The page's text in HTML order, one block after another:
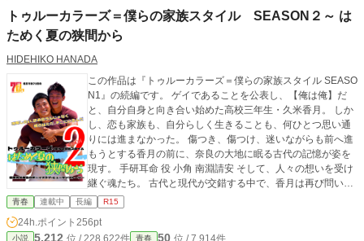
トゥルーカラーズ＝僕らの家族スタイル SEASON２～ は
ためく夏の狭間から
HIDEHIKO HANADA
この作品は『トゥルーカラーズ＝僕らの家族スタイル SEASO
N1』の続編です。 ゲイであることを公表し、【俺は俺】だ
と、自分自身と向き合い始めた高校三年生・久米香月。 しか
し、恋も家族も、自分らしく生きることも、何ひとつ思い通
りには進まなかった。 傷つき、傷つけ、迷いながらも前へ進
もうとする香月の前に、奈良の大地に眠る古代の記憶が姿を
現す。 手研耳命 役 小角 南淵請安 そして、人々の想いを受け
継ぐ魂たち。 古代と現代が交錯する中で、香月は再び問い続
ける。 「家族とは何か」 「幸せとは何か」 「自分とは何
か」 そして―― 「人は、本当に分かり合うことができるの
か。」 野球部最後の夏、恋愛、友情、家族、神話、AI。 橿原
青春 連載中 長編 R15
24h.ポイント 256pt
小説 5,212 位 / 228,622件 青春 50 位 / 7,914件